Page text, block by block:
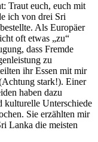
Traut euch, euch mit
ich von drei Sri
Als Europäer
oft etwas „zu“
dass Fremde
zu
ihr Essen mit mir
stark!). Einer
haben dazu
kulturelle Unterschiede
Sie erzählten mir
Lanka die meisten